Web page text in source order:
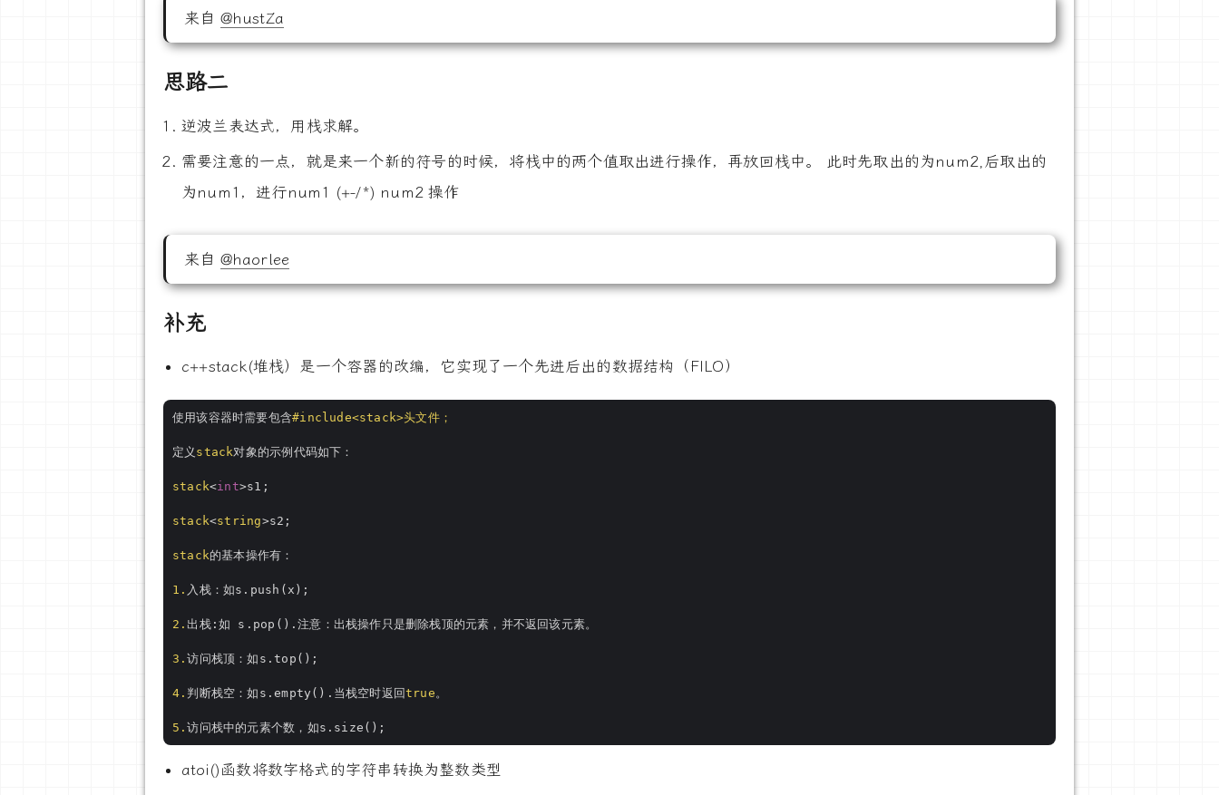
来自 @hustZa
思路二
逆波兰表达式，用栈求解。
需要注意的一点，就是来一个新的符号的时候，将栈中的两个值取出进行操作，再放回栈中。 此时先取出的为num2,后取出的
为num1，进行num1 (+-/*) num2 操作
来自 @haorlee
补充
c++stack(堆栈）是一个容器的改编，它实现了一个先进后出的数据结构（FILO）
使用该容器时需要包含#include<stack>头文件；
定义 stack对象的示例代码如下：
stack<int>s1;
stack<string>s2;
stack的基本操作有：
1. 入栈：如s.push(x);
2.出栈:如 s.pop().注意：出栈操作只是删除栈顶的元素，并不返回该元素。
3.访问栈顶：如s.top();
4. 判断栈空：如s.empty().当栈空时返回true。
5.
atoi()函数将数字格式的字符串转换为整数类型